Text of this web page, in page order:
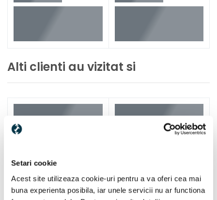
Setari cookie
Acest site utilizeaza cookie-uri pentru a va oferi cea mai
buna experienta posibila, iar unele servicii nu ar functiona
Alti clienti au vizitat si